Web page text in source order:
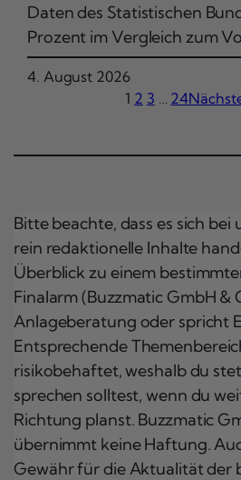
Daten des Statistischen
Prozent im Vergleich zum
4. August 2026
1 2 3 24
Bitte beachte, dass es sich
rein redaktionelle Inhalte
Überblick zu einem
Finalarm (Buzzmatic GmbH &
Anlageberatung oder spricht
Entsprechende
risikobehaftet, weshalb du
sprechen solltest, wenn du
Richtung planst. Buzzmatic
übernimmt keine Haftung.
Gewähr für die Aktualität der